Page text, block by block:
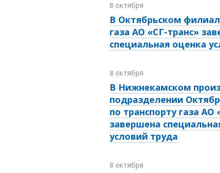
8 октября
В Октябрьском
газа АО «СГ-транс»
специальная оценка
8 октября
В Нижнекамском
подразделении
по транспорту газа АО
завершена
условий труда
8 октября